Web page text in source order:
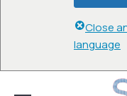
Close
language